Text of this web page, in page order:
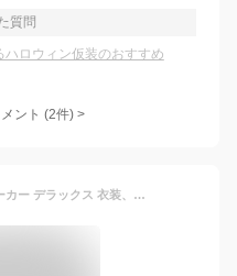
質問
ロウィン仮装のおすすめ
ント (2件) >
バットマン ダークナイト ジョーカー デラックス 衣装、コスチューム コスプレ 子供男性用